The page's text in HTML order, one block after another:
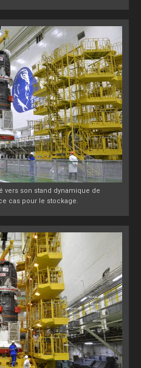
vers son stand dynamique de
cas pour le stockage.